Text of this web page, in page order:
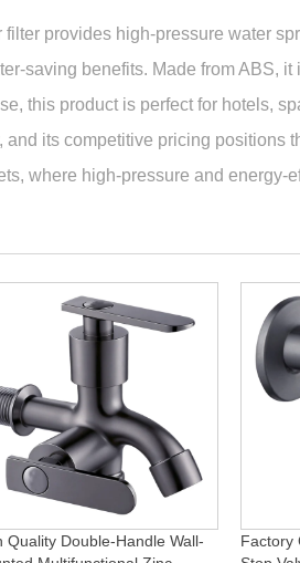
provides high-pressure water
saving benefits. Made from ABS,
this product is perfect for hotels,
its competitive pricing positions
where high-pressure and energy-
Quality Double-Handle Wall-
Factory